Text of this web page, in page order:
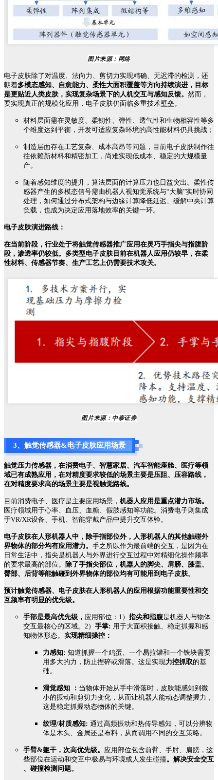
图片来源：网络
电子皮肤除了对温度、法向力、剪切力实现精确、无迟滞的检测，还
朝着多模态感知、自愈能力、柔性大面积覆盖等方向持续演进，目标
是更贴近人类皮肤，实现复杂场景下的人机交互与感知反馈。 然而，
要实现真正的规模化应用，电子皮肤仍面临多重技术壁垒。
材料层面需在灵敏度、柔韧性、弹性、透气性和生物相容性等多
个维度达到平衡，开发可适应复杂环境的高性能材料仍具挑战；
制造层面存在工艺复杂、成本高昂等问题，目前电子皮肤制作往
往依赖新材料和精密加工，尚难实现低成本、稳定的大规模量
产。
随着感知维度的提升，算法层面的计算压力也日益突出。柔性传
感器产生的多模态信号需由机器人视知觉系统与“大脑”实时协同
处理，如何通过分布式架构与边缘计算降低延迟、缓解中央计算
负载，也成为决定应用落地效率的关键一环。
电子皮肤演进路线：
在当前阶段，行业处于将触觉传感器推广应用在灵巧手指尖与指腹阶
段，渗透率仍较低。多类型电子皮肤目前在机器人应用仍较早，在柔
性材料、传感器节奏、生产工艺上仍需要技术攻关。
图片来源：中泰证券
3、触觉传感器&电子皮肤应用场景
触觉压力传感器，在消费电子、智慧家居、汽车智能座舱、医疗等领
域已有成熟应用，在对精度要求较低的场景主要是压阻、压容路线，
在对精度要求高的场景主要是视触觉路线。
目前消费电子、医疗是主要应用场景， 机器人应用是重点潜力市场。
医疗领域用于心率、血压、血糖、假肢感知等功能。消费电子则集成
于VR/XR设备、手机、智能穿戴产品中提升交互体验。
电子皮肤在人形机器人中，除手指部位外，人形机器人的其他触碰外
界物体的部分均有应用潜力。 手之所以作为最前端的交互，是因为在
日常生活中，指尖是机器人与外界进行交互过程中对精细化操作频率
的要求最高的部位。
除了手指尖部位，机器人的脚尖、肩膀、膝盖、
臀部、后背等能触碰到外界物体的部位均有可能用到电子皮肤。
预计触觉传感器、电子皮肤在人形机器人的应用根据功能重要性和交
互频率有明显的优先级。
手部是最高优先级， 应用部位：1） 指尖和指腹是机器人与物体
交互最核心的区域。2） 手掌: 用于大面积接触、稳定抓握和感
知物体形态。 实现精细操控：
力感知: 知道抓握一个鸡蛋、一个易拉罐和一个铁块需要
用多大的力，防止捏碎或滑落。这是实现力控抓取的基
础。
滑觉感知 ： 当物体开始从手中滑落时，皮肤能感知到微
小的振动和剪切力变化，从而让机器人能动态调整握力，
这是稳定抓握动态物体的关键。
纹理/材质感知: 通过高频振动和热传导感知，可以分辨物
体是木头、金属还是布料，从而调用不同的交互策略。
手臂&躯干，次高优先级。 应用部位包含前臂、手肘、肩膀，这
些部位在运动和交互中极易与环境或人发生碰撞。解决安全交互
、碰撞检测问题。